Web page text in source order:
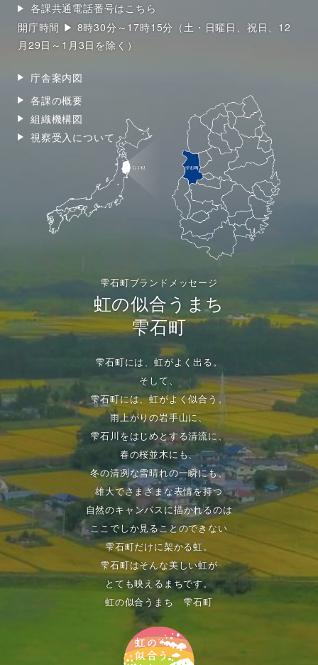
各課共通電話番号はこちら
開庁時間 ▶ 8時30分～17時15分（土・日曜日、祝日、12
月29日～1月3日を除く）
庁舎案内図
各課の概要
組織機構図
視察受入について
雫石町ブランドメッセージ
虹の似合うまち
雫石町
雫石町には、虹がよく出る。
そして、
雫石町には、虹がよく似合う。
雨上がりの岩手山に、
雫石川をはじめとする清流に、
春の桜並木にも、
冬の清冽な雪晴れの一瞬にも、
雄大でさまざまな表情を持つ
自然のキャンパスに描かれるのは
ここでしか見ることのできない
雫石町だけに架かる虹。
雫石町はそんな美しい虹が
とても映えるまちです。
虹の似合うまち 雫石町